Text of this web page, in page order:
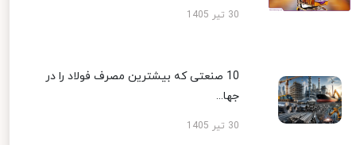
30 تیر 1405
10 صنعتی که بیشترین مصرف فولاد را در
جها...
30 تیر 1405